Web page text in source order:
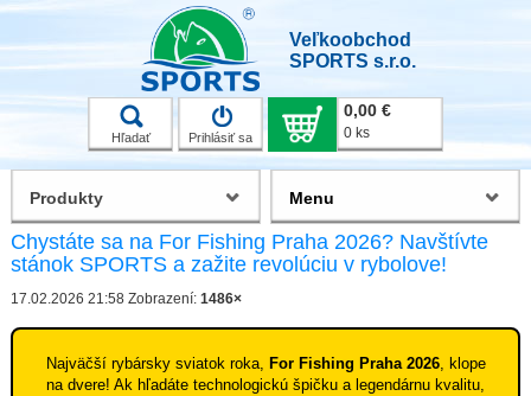
Veľkoobchod
SPORTS s.r.o.
Hľadať Prihlásiť sa
0,00 €
0 ks
Chystáte sa na For Fishing Praha 2026? Navštívte
stánok SPORTS a zažite revolúciu v rybolove!
17.02.2026 21:58 Zobrazení: 1486×
Najväčší rybársky sviatok roka, For Fishing Praha 2026, klope
na dvere! Ak hľadáte technologickú špičku a legendárnu kvalitu,
Produkty Menu